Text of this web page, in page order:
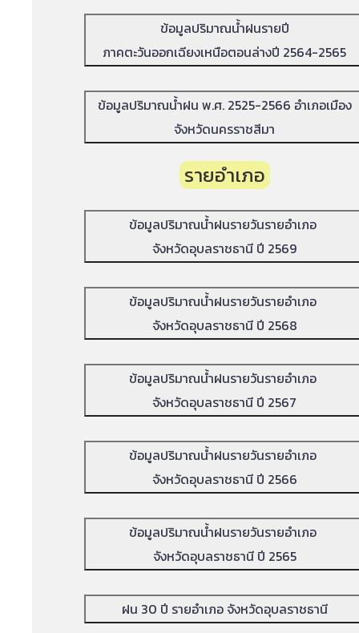
ข้อมูลปริมาณน้ำฝนรายปี
ภาคตะวันออกเฉียงเหนือตอนล่างปี 2564-2565
ข้อมูลปริมาณน้ำฝน พ.ศ. 2525-2566 อำเภอเมือง
จังหวัดนครราชสีมา
รายอำเภอ
ข้อมูลปริมาณน้ำฝนรายวันรายอำเภอ
จังหวัดอุบลราชธานี ปี 2569
ข้อมูลปริมาณน้ำฝนรายวันรายอำเภอ
จังหวัดอุบลราชธานี ปี 2568
ข้อมูลปริมาณน้ำฝนรายวันรายอำเภอ
จังหวัดอุบลราชธานี ปี 2567
ข้อมูลปริมาณน้ำฝนรายวันรายอำเภอ
จังหวัดอุบลราชธานี ปี 2566
ข้อมูลปริมาณน้ำฝนรายวันรายอำเภอ
จังหวัดอุบลราชธานี ปี 2565
ฝน 30 ปี รายอำเภอ จังหวัดอุบลราชธานี